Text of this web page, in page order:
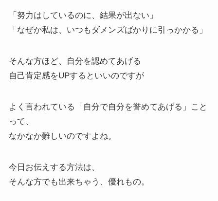
「努力はしているのに、結果が出ない」
「なぜか私は、いつもダメンズばかりに引っかかる」
そんな方ほど、自分を認めてあげる
自己肯定感をUPするといいのですが
よく言われている「自分で自分を誉めてあげる」こと
って、
なかなか難しいのですよね。
今日お伝えする方法は、
そんな方でも出来ちゃう、優れもの。